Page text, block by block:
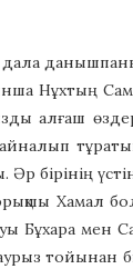
дала
Нұхтың
алғаш
Әр бірінің
Хамал
Бұхара мен
наурыз